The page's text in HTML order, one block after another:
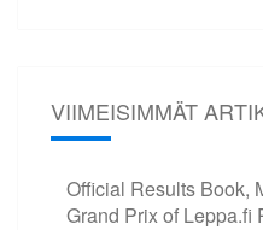
VIIMEISIMMÄT
Official Results Book,
Grand Prix of Leppa.fi